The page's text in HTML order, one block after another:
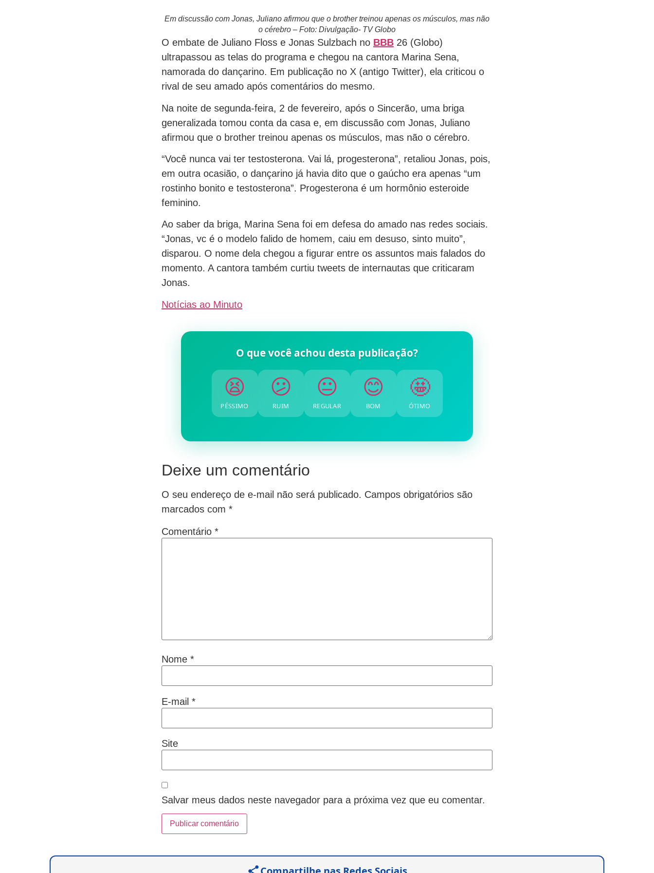
Em discussão com Jonas, Juliano afirmou que o brother treinou apenas os músculos, mas não
o cérebro – Foto: Divulgação- TV Globo
O embate de Juliano Floss e Jonas Sulzbach no BBB 26 (Globo)
ultrapassou as telas do programa e chegou na cantora Marina Sena,
namorada do dançarino. Em publicação no X (antigo Twitter), ela criticou o
rival de seu amado após comentários do mesmo.
Na noite de segunda-feira, 2 de fevereiro, após o Sincerão, uma briga
generalizada tomou conta da casa e, em discussão com Jonas, Juliano
afirmou que o brother treinou apenas os músculos, mas não o cérebro.
“Você nunca vai ter testosterona. Vai lá, progesterona”, retaliou Jonas, pois,
em outra ocasião, o dançarino já havia dito que o gaúcho era apenas “um
rostinho bonito e testosterona”. Progesterona é um hormônio esteroide
feminino.
Ao saber da briga, Marina Sena foi em defesa do amado nas redes sociais.
“Jonas, vc é o modelo falido de homem, caiu em desuso, sinto muito”,
disparou. O nome dela chegou a figurar entre os assuntos mais falados do
momento. A cantora também curtiu tweets de internautas que criticaram
Jonas.
Notícias ao Minuto
O que você achou desta publicação?
😫
PÉSSIMO
😕
RUIM
😐
REGULAR
😊
BOM
🤩
ÓTIMO
Deixe um comentário
O seu endereço de e-mail não será publicado. Campos obrigatórios são
marcados com *
Comentário *
Nome *
E-mail *
Site
Salvar meus dados neste navegador para a próxima vez que eu comentar.